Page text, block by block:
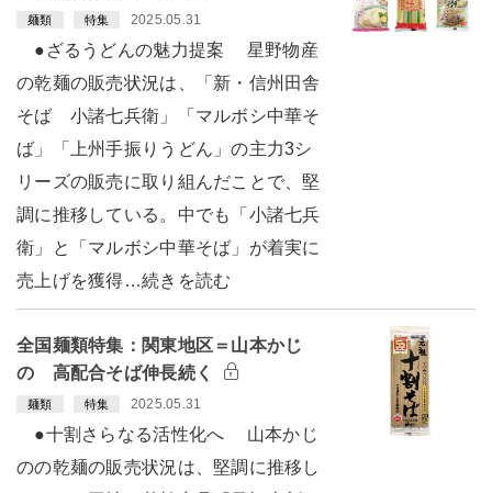
麺類 特集 2025.05.31
●ざるうどんの魅力提案 星野物産
の乾麺の販売状況は、「新・信州田舎
そば 小諸七兵衛」「マルボシ中華そ
ば」「上州手振りうどん」の主力3シ
リーズの販売に取り組んだことで、堅
調に推移している。中でも「小諸七兵
衛」と「マルボシ中華そば」が着実に
売上げを獲得…続きを読む
全国麺類特集：関東地区＝山本かじ
の 高配合そば伸長続く
麺類 特集 2025.05.31
●十割さらなる活性化へ 山本かじ
のの乾麺の販売状況は、堅調に推移し